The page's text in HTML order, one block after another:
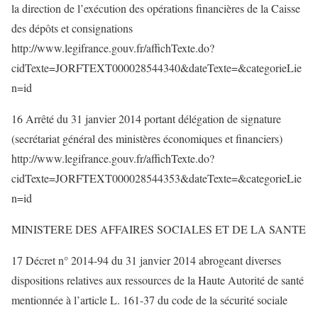
la direction de l’exécution des opérations financières de la Caisse
des dépôts et consignations
http://www.legifrance.gouv.fr/affichTexte.do?
cidTexte=JORFTEXT000028544340&dateTexte=&categorieLie
n=id
16 Arrêté du 31 janvier 2014 portant délégation de signature
(secrétariat général des ministères économiques et financiers)
http://www.legifrance.gouv.fr/affichTexte.do?
cidTexte=JORFTEXT000028544353&dateTexte=&categorieLie
n=id
MINISTERE DES AFFAIRES SOCIALES ET DE LA SANTE
17 Décret n° 2014-94 du 31 janvier 2014 abrogeant diverses
dispositions relatives aux ressources de la Haute Autorité de santé
mentionnée à l’article L. 161-37 du code de la sécurité sociale